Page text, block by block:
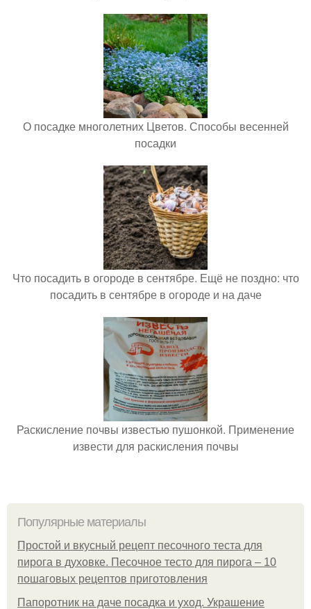
О посадке многолетних Цветов. Способы весенней
посадки
Что посадить в огороде в сентябре. Ещё не поздно: что
посадить в сентябре в огороде и на даче
Раскисление почвы известью пушонкой. Применение
извести для раскисления почвы
Популярные материалы
Простой и вкусный рецепт песочного теста для
пирога в духовке. Песочное тесто для пирога – 10
пошаговых рецептов приготовления
Папоротник на даче посадка и уход. Украшение